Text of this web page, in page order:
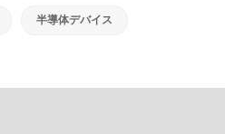
半導体デバイス